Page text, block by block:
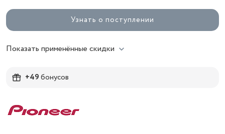
Узнать о поступлении
Показать применённые скидки
+49бонусов